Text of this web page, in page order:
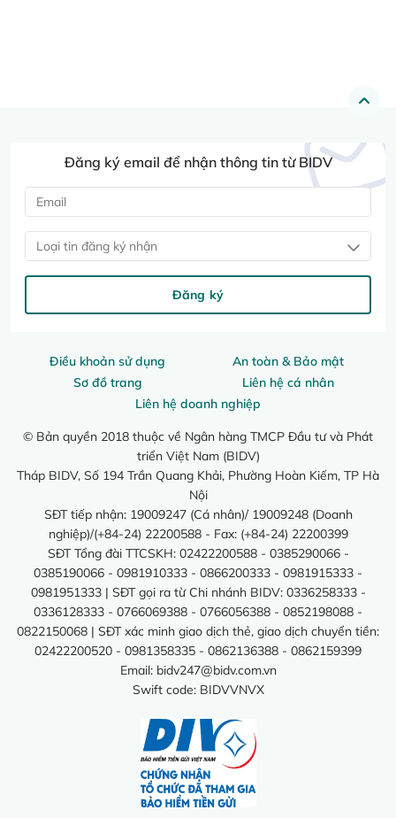
Điều khoản sử dụng
An toàn & Bảo mật
Sơ đồ trang
Liên hệ cá nhân
Liên hệ doanh nghiệp
© Bản quyền 2018 thuộc về Ngân hàng TMCP Đầu tư và Phát
triển Việt Nam (BIDV)
Tháp BIDV, Số 194 Trần Quang Khải, Phường Hoàn Kiếm, TP Hà
Nội
SĐT tiếp nhận: 19009247 (Cá nhân)/ 19009248 (Doanh
nghiệp)/(+84-24) 22200588 - Fax: (+84-24) 22200399
SĐT Tổng đài TTCSKH: 02422200588 - 0385290066 -
0385190066 - 0981910333 - 0866200333 - 0981915333 -
0981951333 | SĐT gọi ra từ Chi nhánh BIDV: 0336258333 -
0336128333 - 0766069388 - 0766056388 - 0852198088 -
0822150068 | SĐT xác minh giao dịch thẻ, giao dịch chuyển tiền:
02422200520 - 0981358335 - 0862136388 - 0862159399
Email: bidv247@bidv.com.vn
Swift code: BIDVVNVX
Đăng ký email để nhận thông tin từ BIDV
Loại tin đăng ký nhận
Đăng ký